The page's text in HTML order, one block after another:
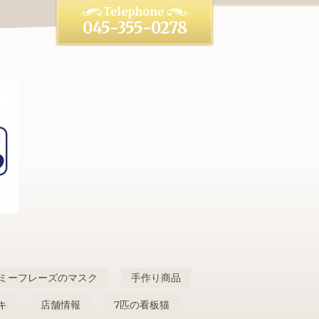
045-355-0278
ーフレーズのマスク 手作り商品
店舗情報 7匹の看板猫